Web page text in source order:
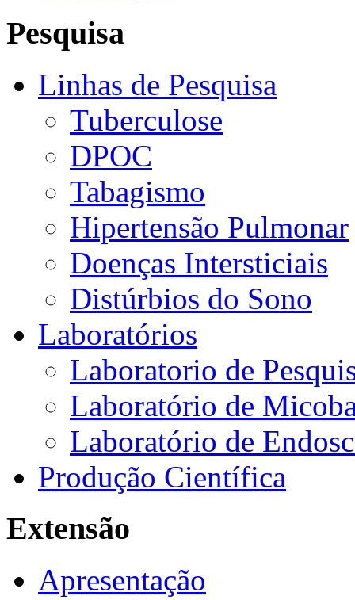
Pesquisa
Linhas de Pesquisa
Tuberculose
DPOC
Tabagismo
Hipertensão Pulmonar
Doenças Intersticiais
Distúrbios do Sono
Laboratórios
Laboratorio de
Laboratório de
Laboratório de
Produção Científica
Extensão
Apresentação